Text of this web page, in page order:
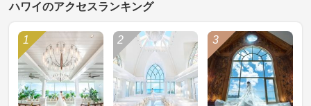
ハワイのアクセスランキング